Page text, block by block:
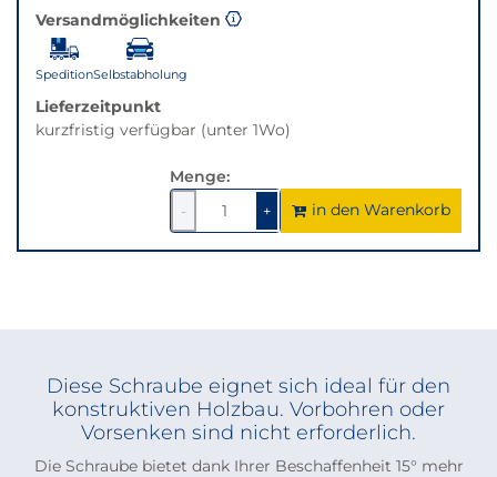
Variante.
Versandmöglichkeiten
SpeditionSelbstabholung
Lieferzeitpunkt
kurzfristig verfügbar (unter 1Wo)
Menge:
-
1
verringern
+1um
1
erhöhen
in den Warenkorb
Diese Schraube eignet sich ideal für den
konstruktiven Holzbau. Vorbohren oder
Vorsenken sind nicht erforderlich.
Die Schraube bietet dank Ihrer Beschaffenheit 15° mehr